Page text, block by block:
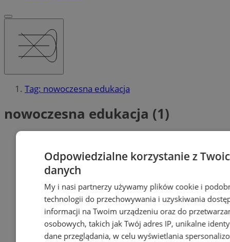
Tag: nowoczesna edukacja
nowoczesna edukacja (1)
Odpowiedzialne korzystanie z
danych
My i nasi partnerzy używamy plików cookie i
technologii do przechowywania i uzyskiwania
informacji na Twoim urządzeniu oraz do
osobowych, takich jak Twój adres IP, unikalne
dane przeglądania, w celu wyświetlania